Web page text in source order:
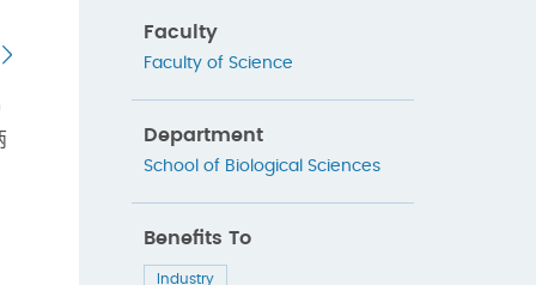
Faculty
Faculty of Science
Department
School of Biological Sciences
Benefits To
Industry